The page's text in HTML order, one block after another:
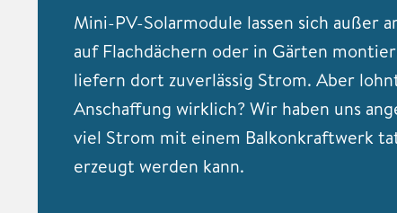
Mini-PV-Solarmodule lassen sich außer
auf Flachdächern oder in Gärten
liefern dort zuverlässig Strom. Aber
Anschaffung wirklich? Wir haben uns
viel Strom mit einem Balkonkraftwerk
erzeugt werden kann.